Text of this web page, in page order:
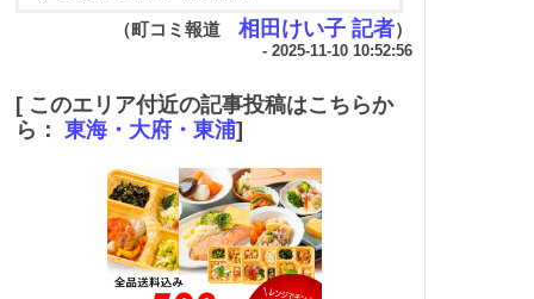
（町コミ報道 相田けい子 記者）
- 2025-11-10 10:52:56
[ このエリア付近の記事投稿はこちらか
ら： 東海・大府・東浦]